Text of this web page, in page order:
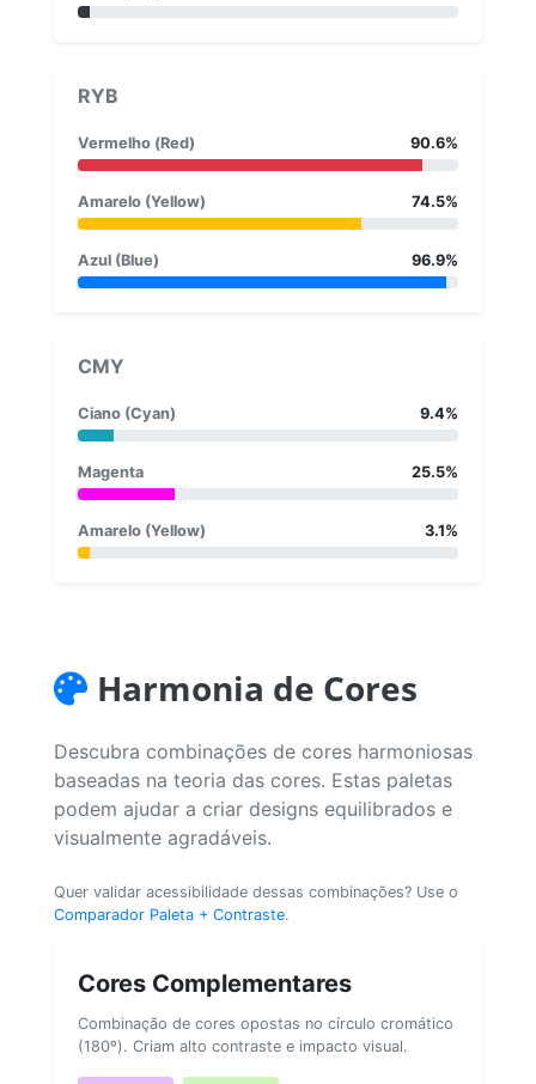
RYB
Vermelho (Red) 90.6%
Amarelo (Yellow) 74.5%
Azul (Blue) 96.9%
CMY
Ciano (Cyan) 9.4%
Magenta 25.5%
Amarelo (Yellow) 3.1%
Harmonia de Cores
Descubra combinações de cores harmoniosas
baseadas na teoria das cores. Estas paletas
podem ajudar a criar designs equilibrados e
visualmente agradáveis.
Quer validar acessibilidade dessas combinações? Use o
Comparador Paleta + Contraste.
Cores Complementares
Combinação de cores opostas no círculo cromático
(180º). Criam alto contraste e impacto visual.